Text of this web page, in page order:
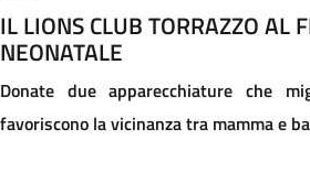
IL DONO SPIEGATO AI
COME UN GESTO DI SOLIDARIETÀ PUÒ